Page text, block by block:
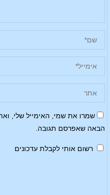
שמרו את שמי, האימייל שלי,
הבאה שאפרסם תגובה.
רשום אותי לקבלת עדכונים